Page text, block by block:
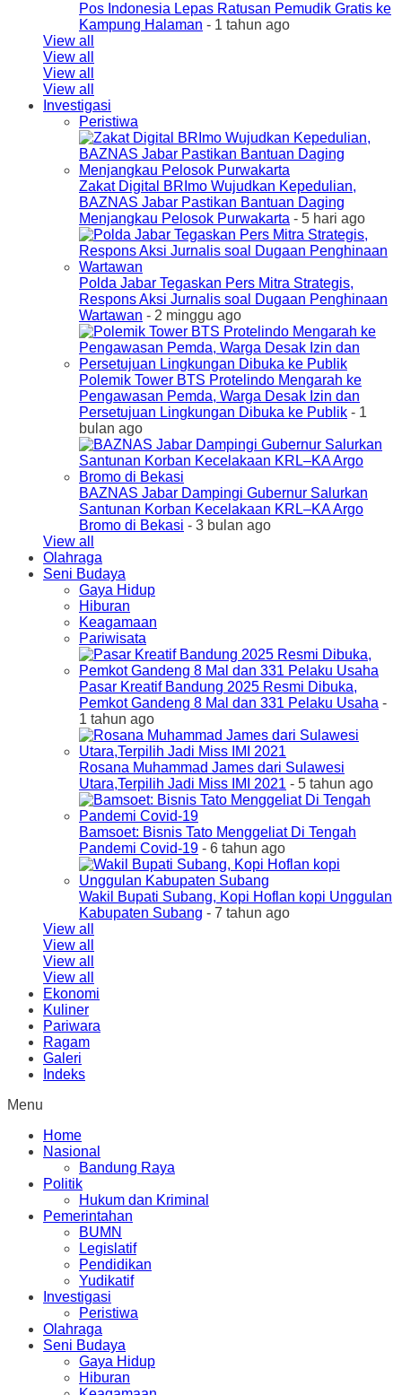
Pos Indonesia Lepas Ratusan Pemudik Gratis ke
Kampung Halaman - 1 tahun ago
View all
View all
View all
View all
Investigasi
Peristiwa
Zakat Digital BRImo Wujudkan Kepedulian,
BAZNAS Jabar Pastikan Bantuan Daging
Menjangkau Pelosok Purwakarta - 5 hari ago
Polda Jabar Tegaskan Pers Mitra Strategis,
Respons Aksi Jurnalis soal Dugaan Penghinaan
Wartawan - 2 minggu ago
Polemik Tower BTS Protelindo Mengarah ke
Pengawasan Pemda, Warga Desak Izin dan
Persetujuan Lingkungan Dibuka ke Publik - 1
bulan ago
BAZNAS Jabar Dampingi Gubernur Salurkan
Santunan Korban Kecelakaan KRL–KA Argo
Bromo di Bekasi - 3 bulan ago
View all
Olahraga
Seni Budaya
Gaya Hidup
Hiburan
Keagamaan
Pariwisata
Pasar Kreatif Bandung 2025 Resmi Dibuka,
Pemkot Gandeng 8 Mal dan 331 Pelaku Usaha -
1 tahun ago
Rosana Muhammad James dari Sulawesi
Utara,Terpilih Jadi Miss IMI 2021 - 5 tahun ago
Bamsoet: Bisnis Tato Menggeliat Di Tengah
Pandemi Covid-19 - 6 tahun ago
Wakil Bupati Subang, Kopi Hoflan kopi Unggulan
Kabupaten Subang - 7 tahun ago
View all
View all
View all
View all
Ekonomi
Kuliner
Pariwara
Ragam
Galeri
Indeks
Menu
Home
Nasional
Bandung Raya
Politik
Hukum dan Kriminal
Pemerintahan
BUMN
Legislatif
Pendidikan
Yudikatif
Investigasi
Peristiwa
Olahraga
Seni Budaya
Gaya Hidup
Hiburan